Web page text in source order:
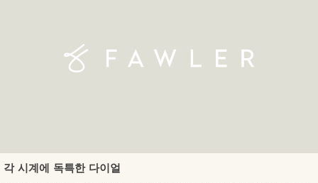
각 시계에 독특한 다이얼